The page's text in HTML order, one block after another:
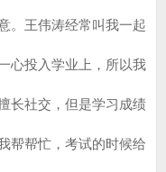
。王伟涛经常叫我一起
心投入学业上，所以我
长社交，但是学习成绩
帮帮忙，考试的时候给